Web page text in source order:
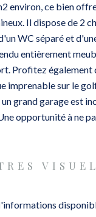
environ, ce bien
Il dispose de 2
WC séparé et
entièrement
Profitez également
imprenable sur le
grand garage est
opportunité à ne